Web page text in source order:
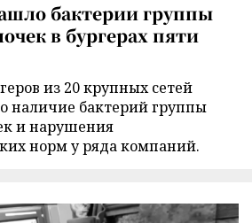
бактерии группы
в бургерах пяти
из 20 крупных сетей
наличие бактерий группы
и нарушения
норм у ряда компаний.